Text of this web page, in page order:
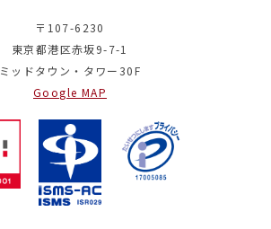
〒107-6230
東京都港区赤坂9-7-1
ミッドタウン・タワー30F
Google MAP